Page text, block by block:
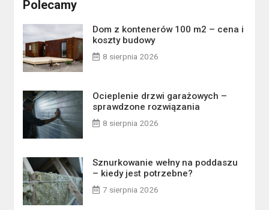
Polecamy
Dom z kontenerów 100 m2 – cena i
koszty budowy
8 sierpnia 2026
Ocieplenie drzwi garażowych –
sprawdzone rozwiązania
8 sierpnia 2026
Sznurkowanie wełny na poddaszu
– kiedy jest potrzebne?
7 sierpnia 2026